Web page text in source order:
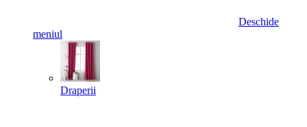
Deschide
meniul
Draperii